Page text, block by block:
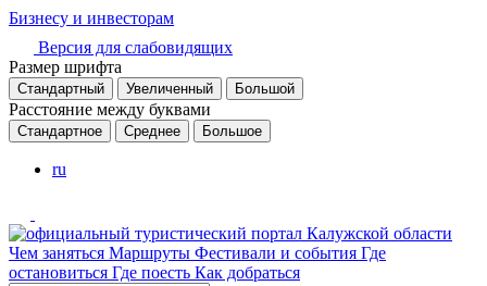
Бизнесу и инвесторам
Версия для слабовидящих
Размер шрифта
Стандартный Увеличенный Большой
Расстояние между буквами
Стандартное Среднее Большое
ru
Чем заняться Маршруты Фестивали и события Где
остановиться Где поесть Как добраться